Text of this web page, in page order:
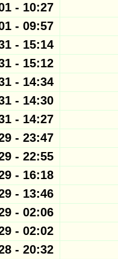
10:27 - 2016/02/01
09:57 - 2016/02/01
15:14 - 2016/01/31
15:12 - 2016/01/31
14:34 - 2016/01/31
14:30 - 2016/01/31
14:27 - 2016/01/31
23:47 - 2016/01/29
22:55 - 2016/01/29
16:18 - 2016/01/29
13:46 - 2016/01/29
02:06 - 2016/01/29
02:02 - 2016/01/29
20:32 - 2016/01/28